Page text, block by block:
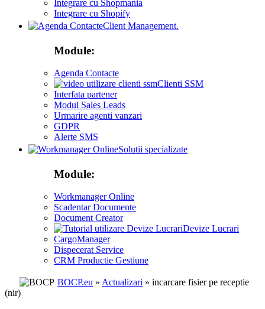
Integrare cu Shopmania
Integrare cu Shopify
Client Management.
Module:
Agenda Contacte
Clienti SSM
Interfata partener
Modul Sales Leads
Urmarire agenti vanzari
GDPR
Alerte SMS
Solutii specializate
Module:
Workmanager Online
Scadentar Documente
Document Creator
Devize Lucrari
CargoManager
Dispecerat Service
CRM Productie Gestiune
BOCP.eu » Actualizari » incarcare fisier pe receptie
(nir)